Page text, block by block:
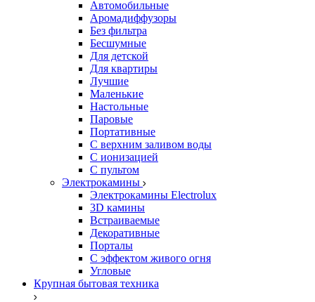
Автомобильные
Аромадиффузоры
Без фильтра
Бесшумные
Для детской
Для квартиры
Лучшие
Маленькие
Настольные
Паровые
Портативные
С верхним заливом воды
С ионизацией
С пультом
Электрокамины
Электрокамины Electrolux
3D камины
Встраиваемые
Декоративные
Порталы
С эффектом живого огня
Угловые
Крупная бытовая техника